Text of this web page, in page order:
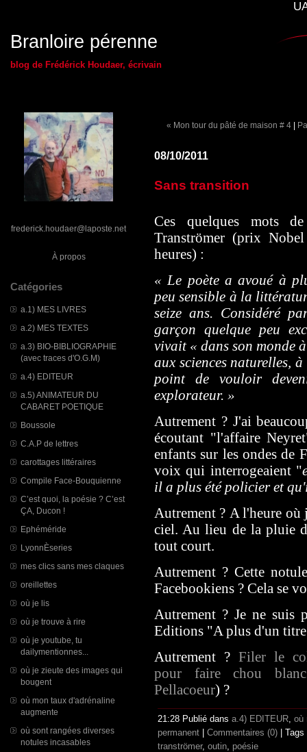
Branloire pérenne
blog de Frédérick Houdaer, écrivain
frederick.houdaer@laposte.net
À propos
Catégories
a.1) MES LIVRES
a.2) MES TEXTES
a.3) BIO-BIBLIOGRAPHIE
(avec traces d'O.G.M)
a.4) EDITEUR
a.5) ANIMATEUR DU
CABARET POETIQUE
Boussole
C.A.P de lettres
carottages littéraires
Compile Face-Bouquienne
C’est quoi, la poésie ? C’est
ÇA, Ducon !
Ephéméride
LyonnÈseries
mes clics sans mes claques
oreillettes
où je lis
où je trouve à rire
où je youtube, tu
dailymentionnes...
où je zieute des images qui
bougent
où mon taux d'adrénaline
augmente
où sont rangées diverses
notules incasables
« Mon tour du pâté de maison # 4 |
08/10/2011
Sans transition
Ces quelques mots
Tranströmer (prix
heures) :
« Le poète a avoué à
peu sensible à la
seize ans. Considéré
garçon quelque peu
vivait « dans son monde
aux sciences naturelles,
point de vouloir
explorateur. »
Autrement ? J'ai
écoutant "l'affaire
enfants sur les ondes de
voix qui interrogeaient "
il a plus été policier et
Autrement ? A l'heure
ciel. Au lieu de la pluie
tout court.
Autrement ? Cette
Facebookiens ? Cela se
Autrement ? Je ne suis
Editions "A plus d'un
Autrement ? Filer le
pour faire chou blanc
Pellacoeur) ?
21:28 Publié dans a.4) EDITEUR, où
permanent
Commentaires (0) |
tranströmer, outin, poésie